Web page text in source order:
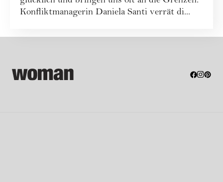
Konfliktmanagerin Daniela Santi verrät di...